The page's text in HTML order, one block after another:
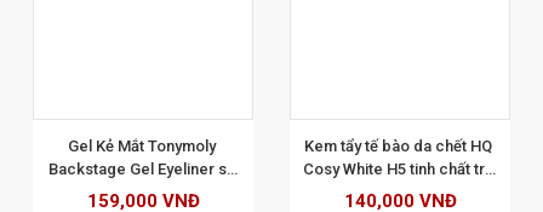
Gel Kẻ Mắt Tonymoly
Backstage Gel Eyeliner số
01 - Màu Đen
159,000 VNĐ
Kem tẩy tế bào da chết HQ
Cosy White H5 tinh chất trà
xanh 250gr
140,000 VNĐ